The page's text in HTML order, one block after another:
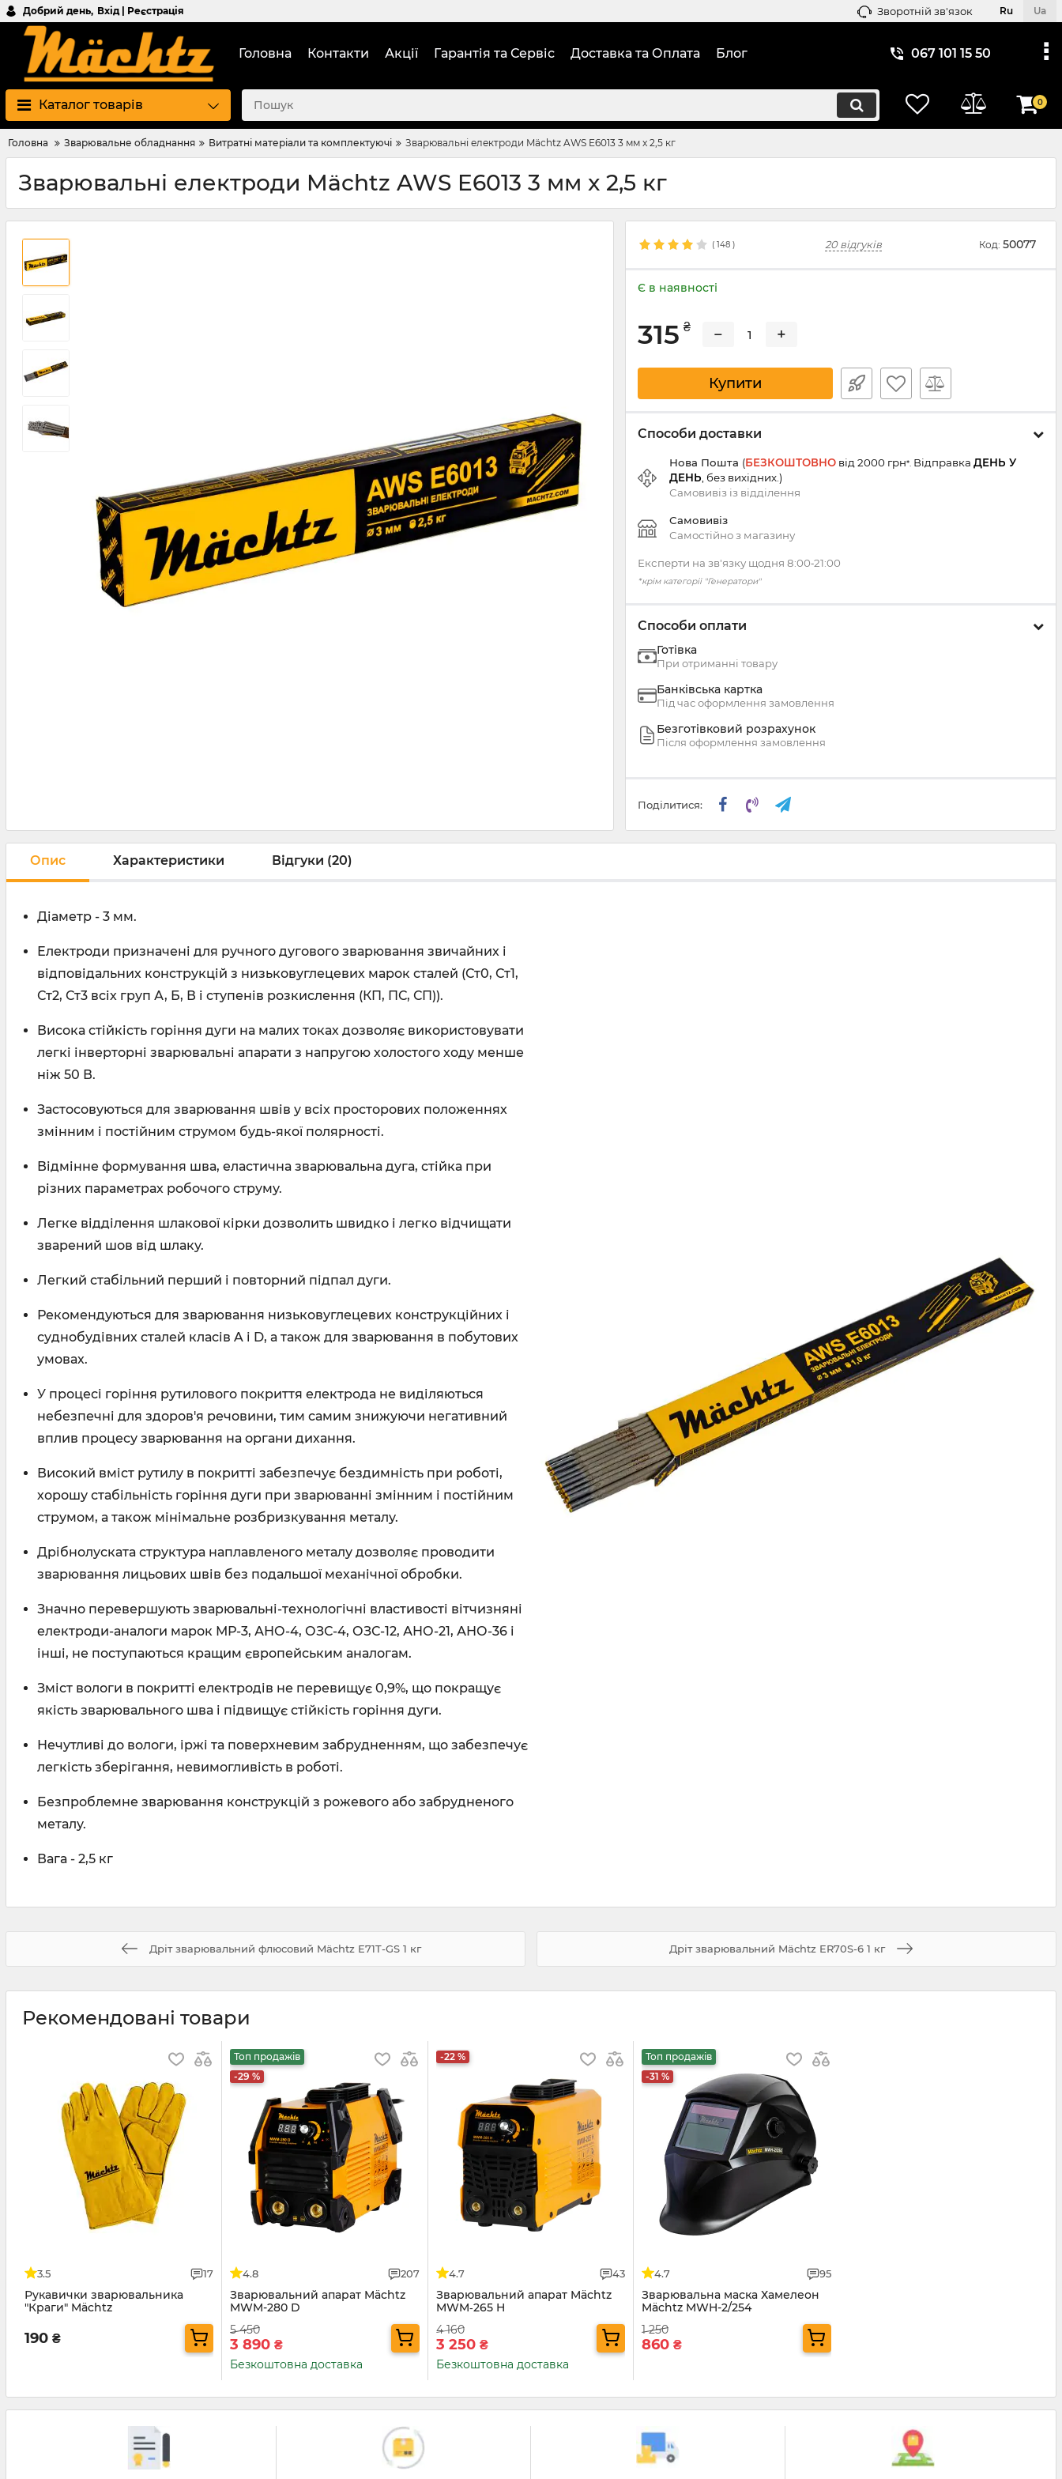
Добрий день, Вхід | Реєстрація Зворотній зв'язок Ru Ua
Головна Контакти Акції Гарантія та Сервіс Доставка та Оплата Блог 067 101 15 50
Каталог товарів 0
Головна Зварювальне обладнання Витратні матеріали та комплектуючі Зварювальні електроди Mächtz AWS E6013 3 мм x 2,5 кг
Зварювальні електроди Mächtz AWS E6013 3 мм x 2,5 кг
( 148 ) 20 відгуків Код: 50077
Є в наявності
315 ₴ − +
Купити
Способи доставки
Нова Пошта (БЕЗКОШТОВНО від 2000 грн*. Відправка ДЕНЬ У
ДЕНЬ , без вихідних.)
Самовивіз із відділення
Самовивіз
Самостійно з магазину
Експерти на зв'язку щодня 8:00‑21:00
*крім категорії "Генератори"
Способи оплати
Готівка
При отриманні товару
Банківська картка
Під час оформлення замовлення
Безготівковий розрахунок
Після оформлення замовлення
Поділитися:
Опис Характеристики Відгуки (20)
Діаметр - 3 мм.
Електроди призначені для ручного дугового зварювання звичайних і
відповідальних конструкцій з низьковуглецевих марок сталей (Ст0, Ст1,
Ст2, Ст3 всіх груп А, Б, В і ступенів розкислення (КП, ПС, СП)).
Висока стійкість горіння дуги на малих токах дозволяє використовувати
легкі інверторні зварювальні апарати з напругою холостого ходу менше
ніж 50 В.
Застосовуються для зварювання швів у всіх просторових положеннях
змінним і постійним струмом будь-якої полярності.
Відмінне формування шва, еластична зварювальна дуга, стійка при
різних параметрах робочого струму.
Легке відділення шлакової кірки дозволить швидко і легко відчищати
зварений шов від шлаку.
Легкий стабільний перший і повторний підпал дуги.
Рекомендуються для зварювання низьковуглецевих конструкційних і
суднобудівних сталей класів A і D, а також для зварювання в побутових
умовах.
У процесі горіння рутилового покриття електрода не виділяються
небезпечні для здоров'я речовини, тим самим знижуючи негативний
вплив процесу зварювання на органи дихання.
Високий вміст рутилу в покритті забезпечує бездимність при роботі,
хорошу стабільність горіння дуги при зварюванні змінним і постійним
струмом, а також мінімальне розбризкування металу.
Дрібнолуската структура наплавленого металу дозволяє проводити
зварювання лицьових швів без подальшої механічної обробки.
Значно перевершують зварювальні-технологічні властивості вітчизняні
електроди-аналоги марок МР-3, АНО-4, ОЗС-4, ОЗС-12, АНО-21, АНО-36 і
інші, не поступаються кращим європейським аналогам.
Зміст вологи в покритті електродів не перевищує 0,9%, що покращує
якість зварювального шва і підвищує стійкість горіння дуги.
Нечутливі до вологи, іржі та поверхневим забрудненням, що забезпечує
легкість зберігання, невимогливість в роботі.
Безпроблемне зварювання конструкцій з рожевого або забрудненого
металу.
Вага - 2,5 кг
Дріт зварювальний флюсовий Mächtz E71T-GS 1 кг Дріт зварювальний Mäсhtz ER70S-6 1 кг
Рекомендовані товари
3.5 17
Рукавички зварювальника
"Краги" Mächtz
190 ₴
Топ продажів
-29 %
4.8 207
Зварювальний апарат Mächtz
MWM-280 D
5 450
3 890₴
Безкоштовна доставка
-22 %
4.7 43
Зварювальний апарат Mächtz
MWM‑265 H
4 160
3 250 ₴
Безкоштовна доставка
Топ продажів
-31 %
4.7 95
Зварювальна маска Хамелеон
Mächtz MWH-2/254
1 250
860₴